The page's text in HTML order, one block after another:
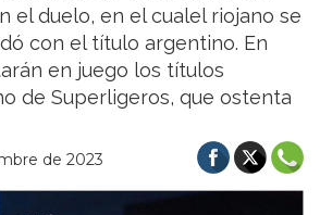
el duelo, en el cualel riojano se
con el título argentino. En
en juego los títulos
de Superligeros, que ostenta
de 2023